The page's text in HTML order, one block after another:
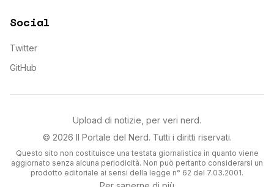
Social
Twitter
GitHub
Upload di notizie, per veri nerd.
© 2026 Il Portale del Nerd. Tutti i diritti riservati.
Questo sito non costituisce una testata giornalistica in quanto viene
aggiornato senza alcuna periodicità. Non può pertanto considerarsi un
prodotto editoriale ai sensi della legge n° 62 del 7.03.2001.